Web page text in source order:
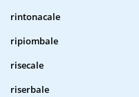
rintonacale
ripiombale
risecale
riserbale